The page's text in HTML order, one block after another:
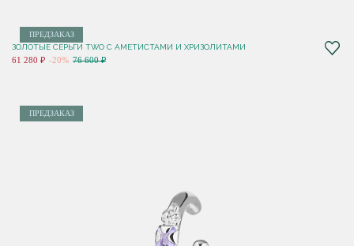
ПРЕДЗАКАЗ
ЗОЛОТЫЕ СЕРЬГИ TWO С АМЕТИСТАМИ И ХРИЗОЛИТАМИ
61 280 ₽ -20% 76 600 ₽
ПРЕДЗАКАЗ